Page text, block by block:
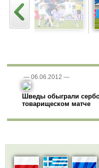
— 06.06.2012 —
Шведы обыграли
товарищеском матче